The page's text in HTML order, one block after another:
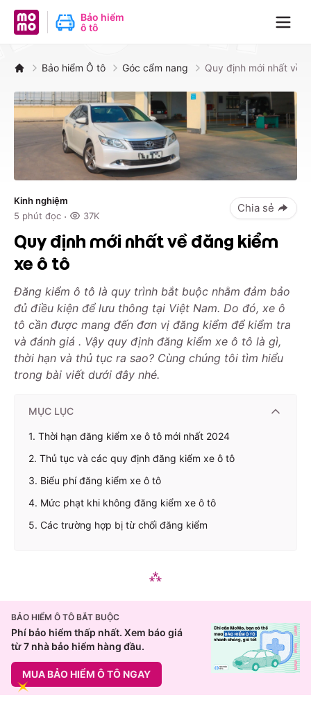
MoMo - Ứng dụng tài chính
Bảo hiểm
ô tô
Bảo hiểm Ô tô Góc cẩm nang Quy định mới nhất về
Kinh nghiệm
5 phút đọc · 37K
Chia sẻ
Quy định mới nhất về đăng kiểm
xe ô tô
Đăng kiểm ô tô là quy trình bắt buộc nhằm đảm bảo
đủ điều kiện để lưu thông tại Việt Nam. Do đó, xe ô
tô cần được mang đến đơn vị đăng kiểm để kiểm tra
và đánh giá . Vậy quy định đăng kiểm xe ô tô là gì,
thời hạn và thủ tục ra sao? Cùng chúng tôi tìm hiểu
trong bài viết dưới đây nhé.
MỤC LỤC
1. Thời hạn đăng kiểm xe ô tô mới nhất 2024
2. Thủ tục và các quy định đăng kiểm xe ô tô
3. Biểu phí đăng kiểm xe ô tô
4. Mức phạt khi không đăng kiểm xe ô tô
5. Các trường hợp bị từ chối đăng kiểm
BẢO HIỂM Ô TÔ BẮT BUỘC
Phí bảo hiểm thấp nhất. Xem báo giá
từ 7 nhà bảo hiểm hàng đầu.
MUA BẢO HIỂM Ô TÔ NGAY